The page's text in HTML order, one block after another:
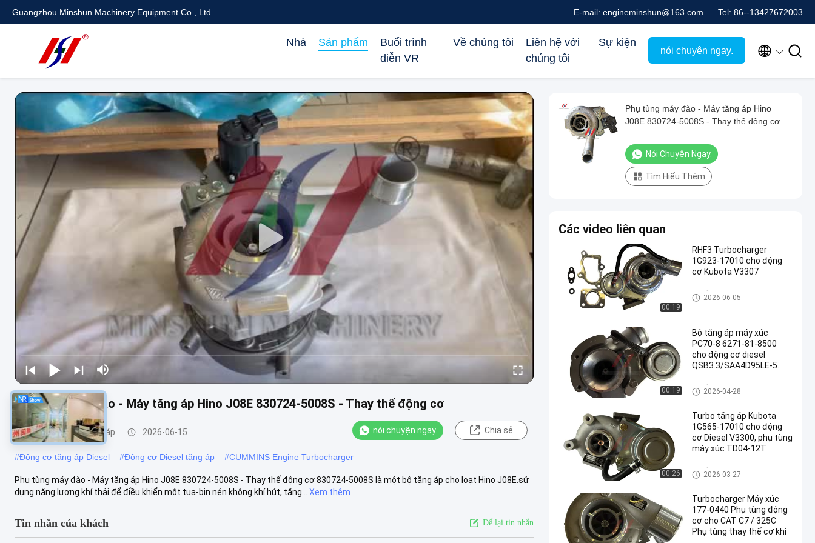
Guangzhou Minshun Machinery Equipment Co., Ltd. E-mail: engineminshun@163.com Tel: 86--13427672003
Nhà Sản phẩm
Buổi trình
diễn VR
Về chúng tôi
Liên hệ với
chúng tôi
Sự kiện
nói chuyện ngay.  
Phụ tùng máy đào - Máy tăng áp Hino J08E 830724-5008S - Thay thế động cơ
Bộ lắp ráp máy tăng áp 2026-06-15 nói chuyện ngay. Chia sẻ
#Động cơ tăng áp Diesel #Động cơ Diesel tăng áp #CUMMINS Engine Turbocharger
Phụ tùng máy đào - Máy tăng áp Hino J08E 830724-5008S - Thay thế động cơ 830724-5008S là một bộ tăng áp cho loạt Hino J08E.sử
dụng năng lượng khí thải để điều khiển một tua-bin nén không khí hút, tăng...
Xem thêm
Tin nhắn của khách Để lại tin nhắn
Phụ tùng máy đào - Máy tăng áp Hino
J08E 830724-5008S - Thay thế động cơ
Nói Chuyện Ngay.
Tìm Hiểu Thêm
Các video liên quan
00:19
RHF3 Turbocharger
1G923-17010 cho động
cơ Kubota V3307
Bộ lắp ráp máy tăng áp
2026-06-05
00:19
Bộ tăng áp máy xúc
PC70-8 6271-81-8500
cho động cơ diesel
QSB3.3/SAA4D95LE-5
5
Bộ lắp ráp máy tăng áp
2026-04-28
00:26
Turbo tăng áp Kubota
1G565-17010 cho động
cơ Diesel V3300, phụ tùng
máy xúc TD04-12T
Bộ lắp ráp máy tăng áp
2026-03-27
Turbocharger Máy xúc
177-0440 Phụ tùng động
cơ cho CAT C7 / 325C
Phụ tùng thay thế cơ khí